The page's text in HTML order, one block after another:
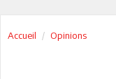
Accueil Opinions